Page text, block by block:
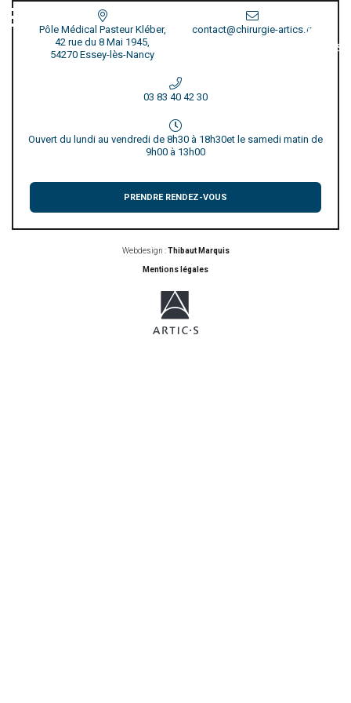
Pôle Médical Pasteur Kléber,
42 rue du 8 Mai 1945,
54270 Essey-lès-Nancy
contact@chirurgie-artics.fr
03 83 40 42 30
Ouvert du lundi au vendredi de 8h30 à 18h30et le samedi matin de
9h00 à 13h00
PRENDRE RENDEZ-VOUS
Webdesign :Thibaut Marquis
Mentions légales